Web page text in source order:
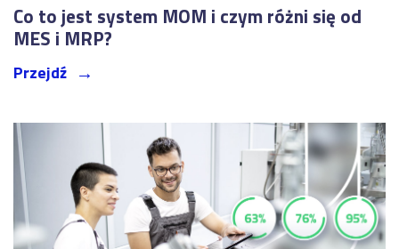
Co to jest system MOM i czym różni się od
MES i MRP?
Przejdź